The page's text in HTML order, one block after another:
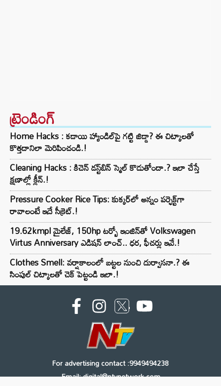
ట్రెండింగ్‌
Home Hacks : కడాయి హ్యాండిల్‌పై గట్టి జిడ్డా? ఈ చిట్కాలతో
కొత్తదానిలా మెరిపించండి.!
Cleaning Hacks : కిచెన్ డస్ట్‌బిన్ స్మెల్ కొడుతోందా.? ఇలా చేస్తే
క్షణాల్లో క్లీన్.!
Pressure Cooker Rice Tips: కుక్కర్‌లో అన్నం పర్ఫెక్ట్‌గా
రావాలంటే ఇదే సీక్రెట్.!
19.62kmpl మైలేజ్, 150hp టర్బో ఇంజిన్‌తో Volkswagen
Virtus Anniversary ఎడిషన్ లాంచ్.. ధర, ఫీచర్లు ఇవే.!
Clothes Smell: వర్షాకాలంలో బట్టల నుంచి దుర్వాసనా.? ఈ
సింపుల్ చిట్కాలతో చెక్ పెట్టండి ఇలా.!
For advertising contact :9949494238
Email: digital@ntvnetwork.com